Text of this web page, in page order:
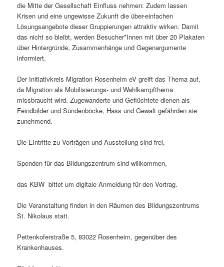
die Mitte der Gesellschaft Einfluss nehmen: Zudem lassen
Krisen und eine ungewisse Zukunft die über-einfachen
Lösungsangebote dieser Gruppierungen attraktiv wirken. Damit
das nicht so bleibt, werden Besucher*Innen mit über 20 Plakaten
über Hintergründe, Zusammenhänge und Gegenargumente
informiert.
Der Initiativkreis Migration Rosenheim eV greift das Thema auf,
da Migration als Mobilisierungs- und Wahlkampfthema
missbraucht wird. Zugewanderte und Geflüchtete dienen als
Feindbilder und Sündenböcke, Hass und Gewalt gefährden sie
zunehmend.
Die Eintritte zu Vorträgen und Ausstellung sind frei,
Spenden für das Bildungszentrum sind willkommen,
das KBW bittet um digitale Anmeldung für den Vortrag.
Die Veranstaltung finden in den Räumen des Bildungszentrums
St. Nikolaus statt.
Pettenkoferstraße 5, 83022 Rosenheim, gegenüber des
Krankenhauses.